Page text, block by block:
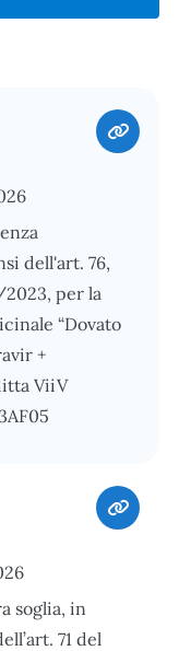
dell'art. 76,
per la
“Dovato
+
ViiV
soglia, in
71 del